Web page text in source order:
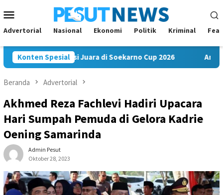
ke
kontenMobile
Advertorial Nasional Ekonomi Politik Kriminal
Konten Spesial
FC Bawa Misi Juara di Soekarno Cup 2026 Andi Satya
Beranda Advertorial
Akhmed Reza Fachlevi Hadiri Upacara
Hari Sumpah Pemuda di Gelora Kadrie
Oening Samarinda
Admin Pesut
Oktober 28, 2023